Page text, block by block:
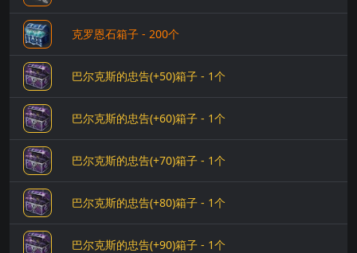
克罗恩石箱子 - 200个
巴尔克斯的忠告(+50)箱子 - 1个
巴尔克斯的忠告(+60)箱子 - 1个
巴尔克斯的忠告(+70)箱子 - 1个
巴尔克斯的忠告(+80)箱子 - 1个
巴尔克斯的忠告(+90)箱子 - 1个